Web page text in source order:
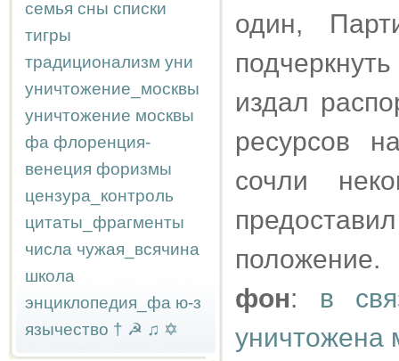
семья сны списки
тигры
традиционализм уни
уничтожение_москвы
уничтожение москвы
фа флоренция-
венеция форизмы
цензура_контроль
цитаты_фрагменты
числа чужая_всячина
школа
энциклопедия_фа ю-з
язычество † ☭ ♫ ✡
один,
издал
ресурсов
сочли
положение.
фон: в
уничтожена